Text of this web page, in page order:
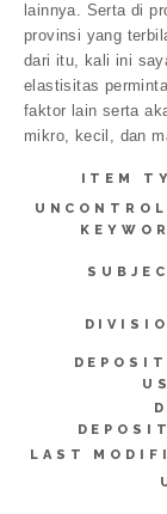
lainnya. Serta di
provinsi yang
dari itu, kali ini
elastisitas
faktor lain serta
mikro, kecil, dan
ITEM
LAST